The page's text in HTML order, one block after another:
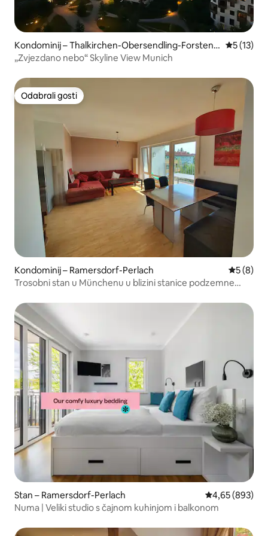
Kondominij – Thalkirchen-Obersendling-Forstenri
ed-Fürstenried-Solln
Prosječna
5 (13)
„Zvjezdano nebo“ Skyline View Munich
Odabrali gosti
Odabrali gosti
Kondominij – Ramersdorf-Perlach
5 (8)
Trosobni stan u Münchenu u blizini stanice podzemne
Stan – Ramersdorf-Perlach Prosječna
4,65 (893)
Numa | Veliki studio s čajnom kuhinjom i balkonom